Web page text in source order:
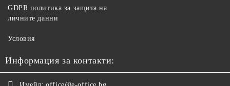
GDPR политика за защита на
личните данни
Условия
Информация за контакти: